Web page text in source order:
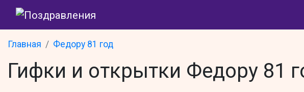
Главная Федору 81 год
Гифки и открытки Федору 81